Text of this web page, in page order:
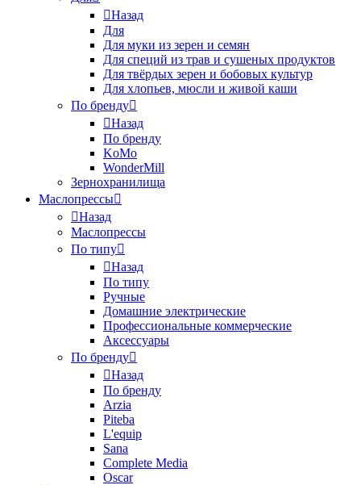
Назад
Для
Для муки из зерен и семян
Для специй из трав и сушеных продуктов
Для твёрдых зерен и бобовых культур
Для хлопьев, мюсли и живой каши
По бренду
Назад
По бренду
KoMo
WonderMill
Зернохранилища
Маслопрессы
Назад
Маслопрессы
По типу
Назад
По типу
Ручные
Домашние электрические
Профессиональные коммерческие
Аксессуары
По бренду
Назад
По бренду
Arzia
Piteba
L'equip
Sana
Complete Media
Oscar